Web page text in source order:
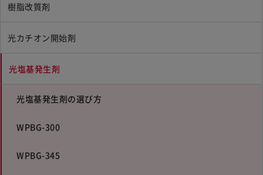
樹脂改質剤
光カチオン開始剤
光塩基発生剤
光塩基発生剤の選び方
WPBG-300
WPBG-345